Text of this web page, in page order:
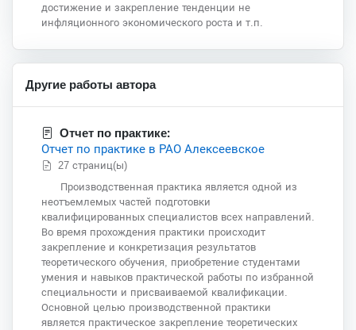
достижение и закрепление тенденции не
инфляционного экономического роста и т.п.
Другие работы автора
Отчет по практике:
Отчет по практике в РАО Алексеевское
27 страниц(ы)
Производственная практика является одной из
неотъемлемых частей подготовки
квалифицированных специалистов всех направлений.
Во время прохождения практики происходит
закрепление и конкретизация результатов
теоретического обучения, приобретение студентами
умения и навыков практической работы по избранной
специальности и присваиваемой квалификации.
Основной целью производственной практики
является практическое закрепление теоретических